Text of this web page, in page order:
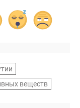
веществ